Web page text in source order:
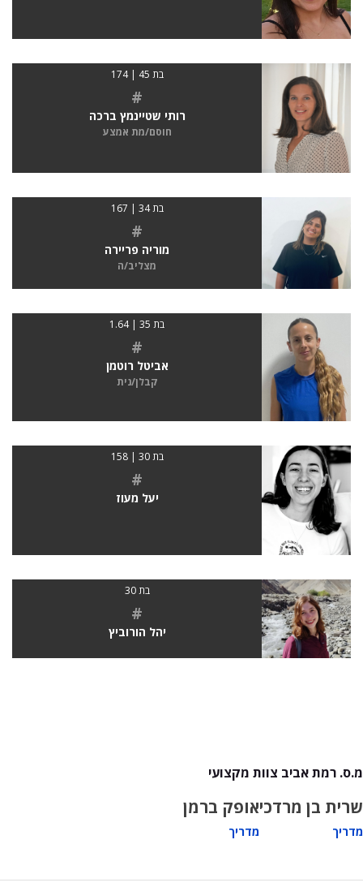
בת 45 | 174
#
רותי שטיינמץ ברכה
חוסם/מת אמצע
בת 34 | 167
#
מוריה פריירה
מצליב/ה
בת 35 | 1.64
#
אביטל רוטמן
קבלן/נית
בת 30 | 158
#
יעל מעוז
בת 30
#
יהל הורוביץ
מ.ס. רמת אביב צוות מקצועי
שרית בן מרדכי
מדריך
אופק ברמן
מדריך